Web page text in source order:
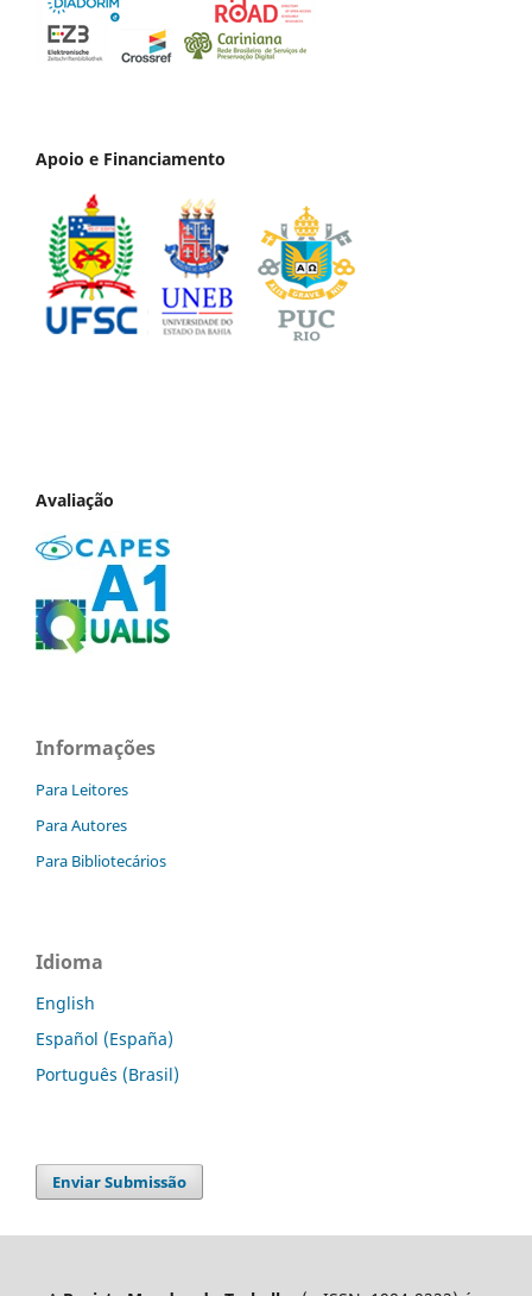
Apoio e Financiamento
Avaliação
Informações
Para Leitores
Para Autores
Para Bibliotecários
Idioma
English
Español (España)
Português (Brasil)
Enviar Submissão